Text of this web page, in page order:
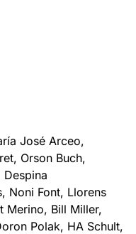
José Arceo,
Orson Buch,
Despina
Noni Font, Llorens
Merino, Bill Miller,
Polak, HA Schult,